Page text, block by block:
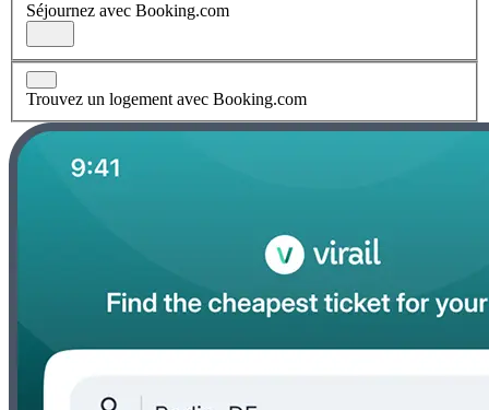
Séjournez avec Booking.com
Trouvez un logement avec Booking.com